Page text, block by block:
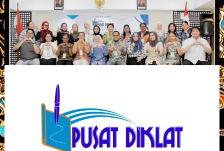
Skip
to
content